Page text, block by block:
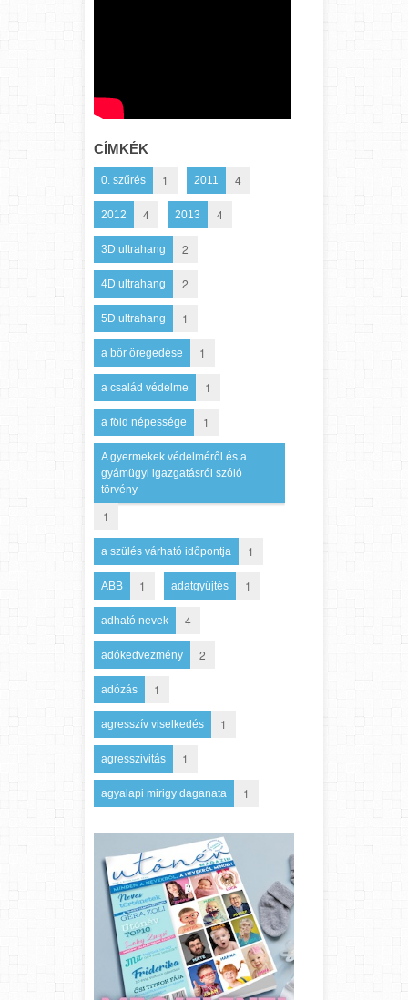
CÍMKÉK
0. szűrés 1 2011 4
2012 4 2013 4
3D ultrahang 2
4D ultrahang 2
5D ultrahang 1
a bőr öregedése 1
a család védelme 1
a föld népessége 1
A gyermekek védelméről és a
gyámügyi igazgatásról szóló
törvény
1
a szülés várható időpontja 1
ABB 1 adatgyűjtés 1
adható nevek 4
adókedvezmény 2
adózás 1
agresszív viselkedés 1
agresszivitás 1
agyalapi mirigy daganata 1